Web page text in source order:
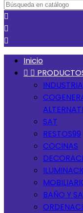



Inicio
 
SAT
RESTOS99
COCINAS
BAÑO Y